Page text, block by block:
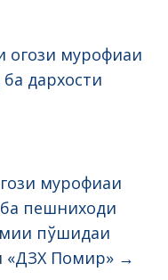
огози мурофиаи
дархости
мурофиаи
пешниходи
пўшидаи
«ДЗХ Помир» →